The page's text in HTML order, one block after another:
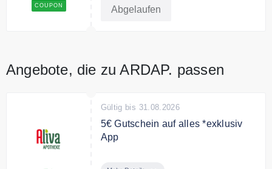
COUPON
rabattierte Produkte gültig.
Abgelaufen
Angebote, die zu ARDAP. passen
Gültig bis 31.08.2026
5€ Gutschein auf alles *exklusiv
App